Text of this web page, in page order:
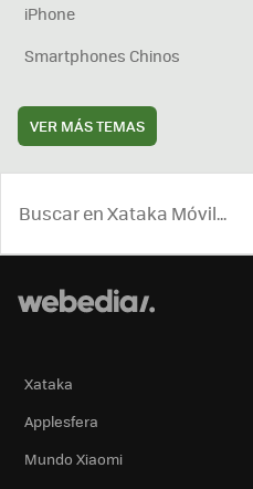
iPhone
Smartphones Chinos
VER MÁS TEMAS
Xataka
Applesfera
Mundo Xiaomi